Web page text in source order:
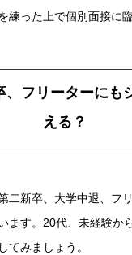
練った上で個別面接に
、フリーターにも
える？
二新卒、大学中退、フ
ます。20代、未経験か
てみましょう。